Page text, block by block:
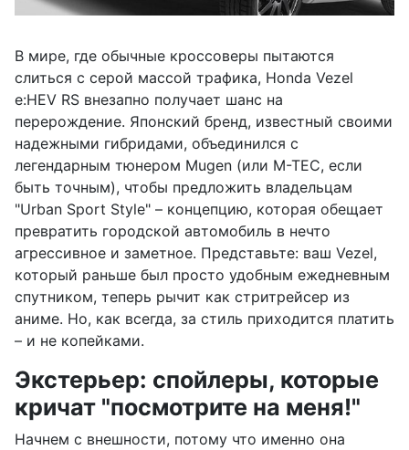
В мире, где обычные кроссоверы пытаются
слиться с серой массой трафика, Honda Vezel
e:HEV RS внезапно получает шанс на
перерождение. Японский бренд, известный своими
надежными гибридами, объединился с
легендарным тюнером Mugen (или M-TEC, если
быть точным), чтобы предложить владельцам
"Urban Sport Style" – концепцию, которая обещает
превратить городской автомобиль в нечто
агрессивное и заметное. Представьте: ваш Vezel,
который раньше был просто удобным ежедневным
спутником, теперь рычит как стритрейсер из
аниме. Но, как всегда, за стиль приходится платить
– и не копейками.
Экстерьер: спойлеры, которые
кричат "посмотрите на меня!"
Начнем с внешности, потому что именно она